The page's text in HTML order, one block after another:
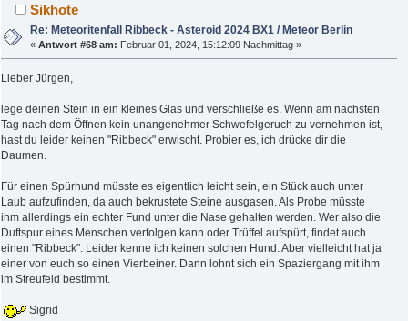
Sikhote
Re: Meteoritenfall Ribbeck - Asteroid 2024 BX1 / Meteor Berlin
«Antwort #68 am: Februar 01, 2024, 15:12:09 Nachmittag »
Lieber Jürgen,
lege deinen Stein in ein kleines Glas und verschließe es. Wenn am nächsten
Tag nach dem Öffnen kein unangenehmer Schwefelgeruch zu vernehmen ist,
hast du leider keinen "Ribbeck" erwischt. Probier es, ich drücke dir die
Daumen.
Für einen Spürhund müsste es eigentlich leicht sein, ein Stück auch unter
Laub aufzufinden, da auch bekrustete Steine ausgasen. Als Probe müsste
ihm allerdings ein echter Fund unter die Nase gehalten werden. Wer also die
Duftspur eines Menschen verfolgen kann oder Trüffel aufspürt, findet auch
einen "Ribbeck". Leider kenne ich keinen solchen Hund. Aber vielleicht hat ja
einer von euch so einen Vierbeiner. Dann lohnt sich ein Spaziergang mit ihm
im Streufeld bestimmt.
Sigrid